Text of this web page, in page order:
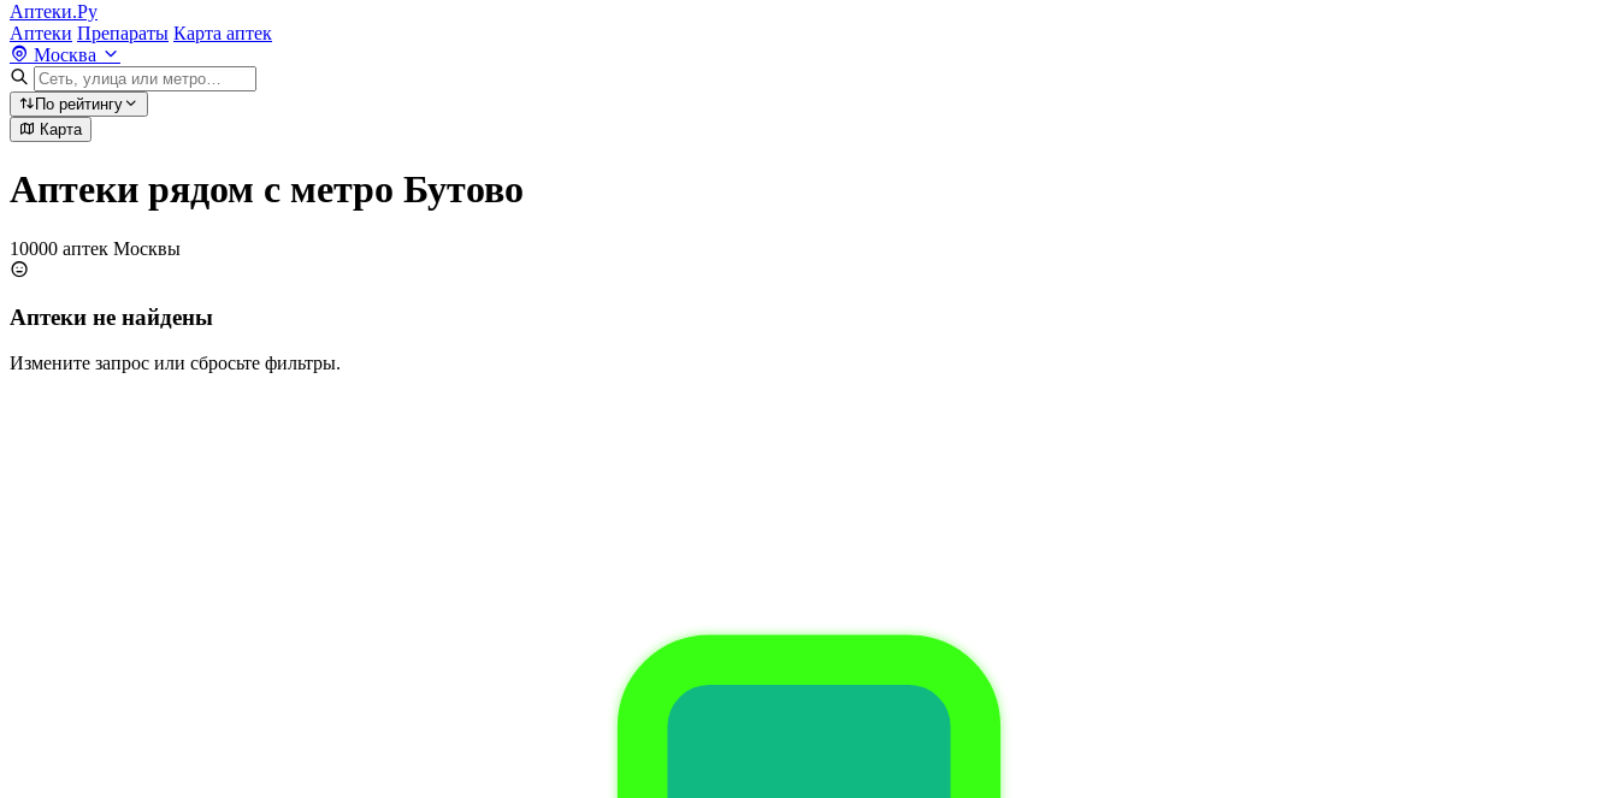
Аптеки.Ру
Аптеки Препараты Карта аптек
Москва
По рейтингу
Карта
Аптеки рядом с метро Бутово
10000 аптек Москвы
Аптеки не найдены
Измените запрос или сбросьте фильтры.